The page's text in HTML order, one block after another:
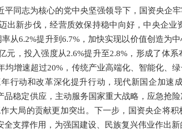
同志为核心的党中央坚强领导下，国资央企
出新步伐，经营质效保持稳中向好，中央企
从6.2%提升到6.7%，加快实现以价值创造为
元，投入强度从2.6%提升至2.8%，形成了体
增速超过20%，传统产业高端化、智能化、
行动和改革深化提升行动，现代新国企加速
稳定供应，主动服务国家重大战略，应急抢
大局的贡献更加突出。下一步，国资央企将
支撑作用，为强国建设、民族复兴伟业作出新